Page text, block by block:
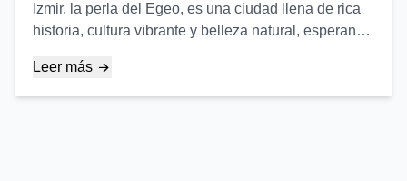
Izmir, la perla del Egeo, es una ciudad llena de rica
historia, cultura vibrante y belleza natural, esperando
definitivamente debe ver cuando visite Izmir...
Leer más